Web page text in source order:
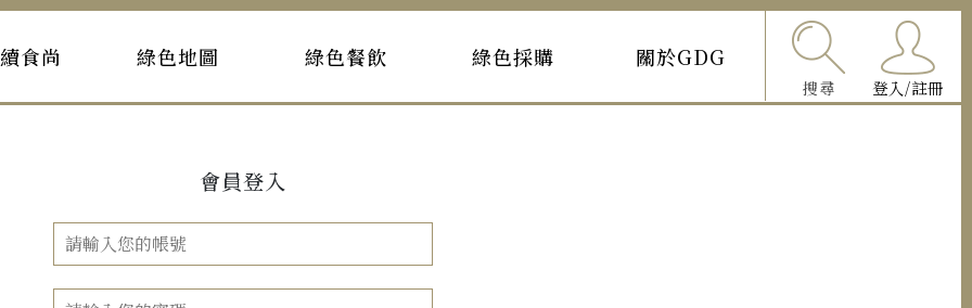
搜尋 登入/註冊
食尚 綠色地圖 綠色餐飲 綠色採購 關於GDG
會員登入